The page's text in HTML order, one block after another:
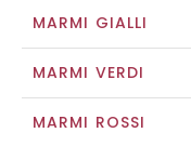
MARMI GIALLI
MARMI VERDI
MARMI ROSSI